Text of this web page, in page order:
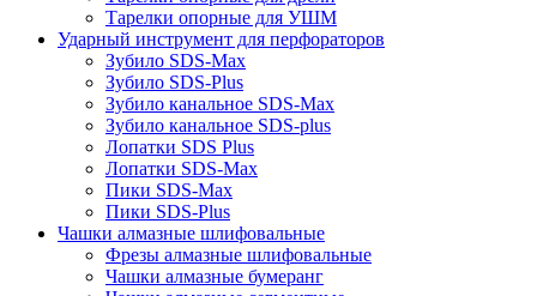
Тарелки опорные для УШМ
Ударный инструмент для перфораторов
Зубило SDS-Max
Зубило SDS-Plus
Зубило канальное SDS-Max
Зубило канальное SDS-plus
Лопатки SDS Plus
Лопатки SDS-Max
Пики SDS-Max
Пики SDS-Plus
Чашки алмазные шлифовальные
Фрезы алмазные шлифовальные
Чашки алмазные бумеранг